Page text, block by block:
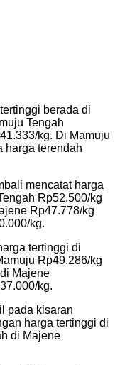
berada di
Tengah
kg. Di Mamuju
harga terendah
mencatat harga
Rp52.500/kg
Rp47.778/kg
kg.
tertinggi di
Rp49.286/kg
Majene
kg.
pada kisaran
harga tertinggi di
di Majene